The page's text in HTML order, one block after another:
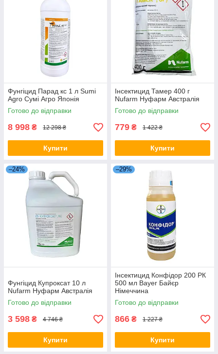
Фунгіцид Парад кс 1 л Sumi
Agro Сумі Агро Японія
Готово до відправки
8 998 ₴ 12 298 ₴
Купити
Інсектицид Тамер 400 г
Nufarm Нуфарм Австралія
Готово до відправки
779 ₴ 1 422 ₴
Купити
–24%
Фунгіцид Купроксат 10 л
Nufarm Нуфарм Австралія
Готово до відправки
3 598 ₴ 4 746 ₴
Купити
–29%
Інсектицид Конфідор 200 РК
500 мл Bayer Байєр
Німеччина
Готово до відправки
866 ₴ 1 227 ₴
Купити